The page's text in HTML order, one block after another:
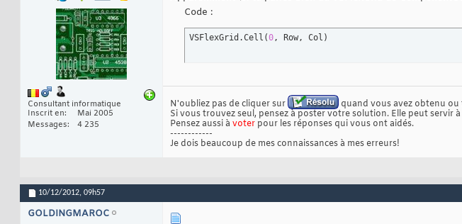
Consultant informatique
Inscrit en
Mai 2005
Messages
4 235
Code :
VSFlexGrid.Cell (0, Row, Col )
N'oubliez pas de cliquer sur
quand vous avez obtenu
Si vous trouvez seul, pensez à poster votre solution. Elle peut servir
Pensez aussi à voter pour les réponses qui vous ont aidés.
------------
Je dois beaucoup de mes connaissances à mes erreurs!
10/12/2012, 09h57
GOLDINGMAROC